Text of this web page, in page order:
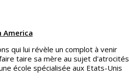
America
qui lui révèle un complot à venir
taire sa mère au sujet d'atrocités
école spécialisée aux Etats-Unis